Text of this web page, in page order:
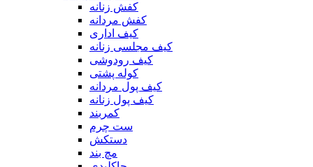
کفش زنانه
کفش مردانه
کیف اداری
کیف مجلسی زنانه
کیف رودوشی
کوله پشتی
کیف پول مردانه
کیف پول زنانه
کمربند
ست چرم
دستکش
مچ بند